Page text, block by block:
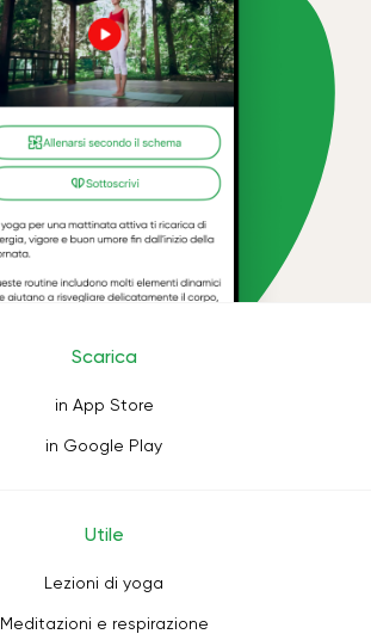
Scarica
in App Store
in Google Play
Utile
Lezioni di yoga
Meditazioni e respirazione